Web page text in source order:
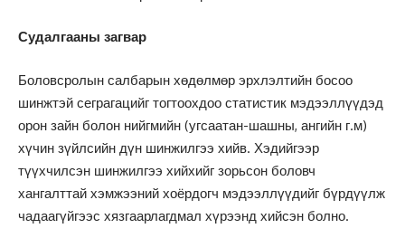
Судалгааны загвар
Боловсролын салбарын хөдөлмөр эрхлэлтийн босоо
шинжтэй сеграгацийг тогтоохдоо статистик мэдээллүүдэд
орон зайн болон нийгмийн (угсаатан-шашны, ангийн г.м)
хүчин зүйлсийн дүн шинжилгээ хийв. Хэдийгээр
түүхчилсэн шинжилгээ хийхийг зорьсон боловч
хангалттай хэмжээний хоёрдогч мэдээллүүдийг бүрдүүлж
чадаагүйгээс хязгаарлагдмал хүрээнд хийсэн болно.